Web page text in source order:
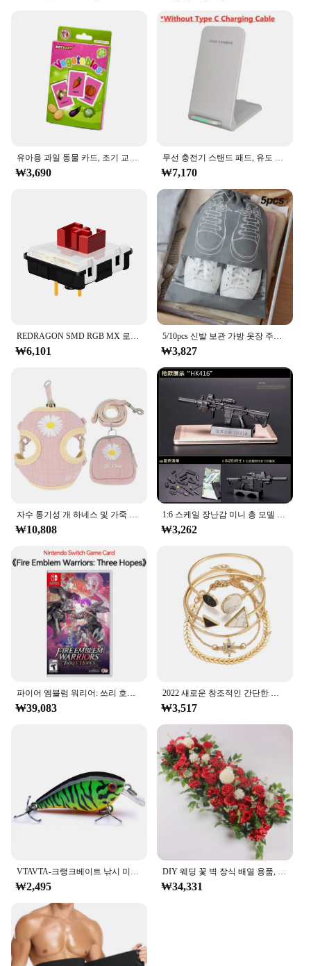
Usage and Purpose: Teaching tool for learning
Korean letters
Typical Adaptive Scenario: Suitable for children
and adults alike
Shape or Size or Weight or Quantity: Each set
includes 26 alphabet cards
Features:
**Engaging Learning Experience**
anyone looking to learn the Korean language. These
vibrant and colorful cards are designed to capture
the attention of learners, making the process of
memorizing Korean letters fun and interactive. Each
card features a unique illustration that corresponds
to a specific letter, ensuring that users can easily
associate the letter with its corresponding image.
This visual approach not only aids in memorization
but also enhances the overall learning experience.
**Versatile Educational Tool**
Whether you're a teacher, a parent, or an individual
learning Korean on your own, the merka Alphabet
Cards are versatile enough to cater to various
learning scenarios. The cards are perfect for
classroom settings, where they can be used to
supplement lessons or as a fun activity to reinforce
letter recognition. They are also ideal for home use,
allowing parents to engage their children in
educational playtime. The cards are lightweight and
easy to carry, making them a convenient resource
for on-the-go learning.
**Wholesale Opportunities for Vendors and
Suppliers**
For vendors and suppliers looking to expand their
educational product offerings, the merka Alphabet
Cards provide an excellent opportunity. With
wholesale availability, these cards can be purchased
in bulk, making them an attractive option for
educational institutions, language schools, and
retailers. The sets are designed to be sold
individually or as part of a larger educational
package, ensuring that they cater to a wide range of
customers and learning needs.
유아용 과일 동물 카드, 조기 교육 만화 책, 알파벳 플래시 카드, 유아용 색상 그림, 장난감 선물 읽기
₩3,690
무선 충전기 스탠드 패드, 유도 고속 충전 독 스테이션, 아이폰 15, 14, 13, 12, 11 프로, 삼성, 샤오미 휴대폰 충전기, 30W
₩7,170
REDRAGON SMD RGB MX 로우 프로파일 5.5 스위치 3Pin Clicky 선형 촉각 침묵 키보드 레드 블랙 블루 브라운 스위치
₩6,101
5/10pcs 신발 보관 가방 옷장 주최자 비 짠 여행 휴대용 가방 방수 포켓 의류 분류 그리기 교수형 가방
₩3,827
자수 통기성 개 하네스 및 가죽 끈 세트, 조정 가능한 스낵 백, S,M 개용 고양이 하네스, 조끼 가죽 끈, 개 용품
₩10,808
1:6 스케일 장난감 미니 총 모델 M134 MG42 AK47 98K 라이플 퍼즐 빌딩 브릭 조립 무기, 장면 샌드팬 게임 장난감
₩3,262
파이어 엠블럼 워리어: 쓰리 호프 닌텐도 스위치 게임 카드, 닌텐도 스위치 OLED 스위치 라이트, 물리적 거래
₩39,083
2022 새로운 창조적인 간단한 기질 여성 보석 세트 팔각형 조각 화살표 기하학적 팔찌 5 조각 세트
₩3,517
VTAVTA-크랭크베이트 낚시 미끼, 5cm/7cm, 파이크용 플로팅 워블러, 블랙 미노우 루어, 인공 미끼 낚시 태클
₩2,495
DIY 웨딩 꽃 벽 장식 배열 용품, 실크 모란 장미, 인공 꽃 줄 장식, 수 아치 배경, 50 cm, 100cm
₩34,331